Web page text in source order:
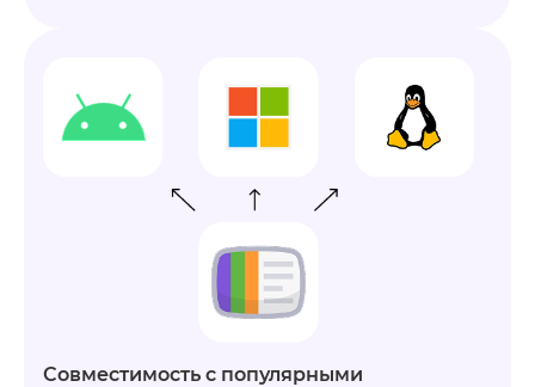
Совместимость с популярными